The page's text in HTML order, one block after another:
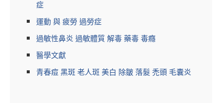
症
運動 與 疲勞 過勞症
過敏性鼻炎 過敏體質 解毒 藥毒 毒癮
醫學文獻
青春痘 黑斑 老人斑 美白 除皺 落髮 禿頭 毛囊炎